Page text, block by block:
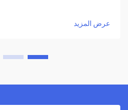
عرض المزيد